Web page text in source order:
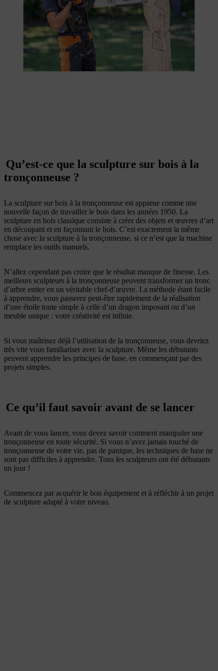
Qu’est-ce que la sculpture sur bois à la
tronçonneuse ?
La sculpture sur bois à la tronçonneuse est apparue comme une
nouvelle façon de travailler le bois dans les années 1950. La
sculpture en bois classique consiste à créer des objets et œuvres d’art
en découpant et en façonnant le bois. C’est exactement la même
chose avec la sculpture à la tronçonneuse, si ce n’est que la machine
remplace les outils manuels.
N’allez cependant pas croire que le résultat manque de finesse. Les
meilleurs sculpteurs à la tronçonneuse peuvent transformer un tronc
d’arbre entier en un véritable chef-d’œuvre. La méthode étant facile
à apprendre, vous passerez peut-être rapidement de la réalisation
d’une étoile toute simple à celle d’un dragon imposant ou d’un
meuble unique : votre créativité est infinie.
Si vous maîtrisez déjà l’utilisation de la tronçonneuse, vous devriez
très vite vous familiariser avec la sculpture. Même les débutants
peuvent apprendre les principes de base, en commençant par des
projets simples.
Ce qu’il faut savoir avant de se lancer
Avant de vous lancer, vous devez savoir comment manipuler une
tronçonneuse en toute sécurité. Si vous n’avez jamais touché de
tronçonneuse de votre vie, pas de panique, les techniques de base ne
sont pas difficiles à apprendre. Tous les sculpteurs ont été débutants
un jour !
Commencez par acquérir le bon équipement et à réfléchir à un projet
de sculpture adapté à votre niveau.